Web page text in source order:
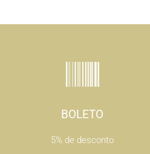
BOLETO
5% de desconto